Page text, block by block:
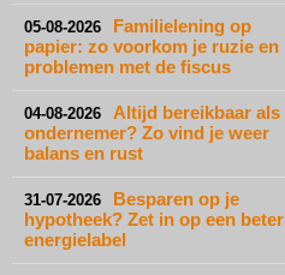
05-08-2026
Familielening op
papier: zo voorkom je ruzie en
problemen met de fiscus
04-08-2026
Altijd bereikbaar als
ondernemer? Zo vind je weer
balans en rust
31-07-2026
Besparen op je
hypotheek? Zet in op een beter
energielabel